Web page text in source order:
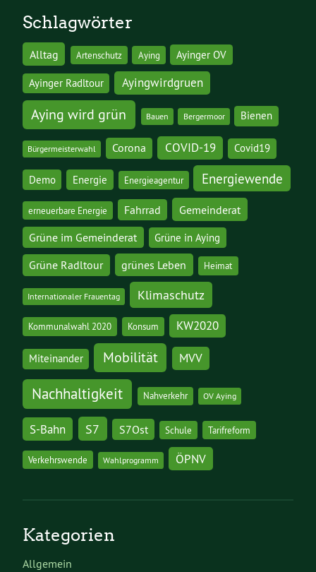
Schlagwörter
Alltag Artenschutz Aying Ayinger OV
Ayinger Radltour Ayingwirdgruen
Aying wird grün Bauen Bergermoor Bienen
Bürgermeisterwahl Corona COVID-19 Covid19
Demo Energie Energieagentur Energiewende
erneuerbare Energie Fahrrad Gemeinderat
Grüne im Gemeinderat Grüne in Aying
Grüne Radltour grünes Leben Heimat
Internationaler Frauentag Klimaschutz
Kommunalwahl 2020 Konsum KW2020
Miteinander Mobilität MVV
Nachhaltigkeit Nahverkehr OV Aying
S-Bahn S7 S7Ost Schule Tarifreform
Verkehrswende Wahlprogramm ÖPNV
Kategorien
Allgemein